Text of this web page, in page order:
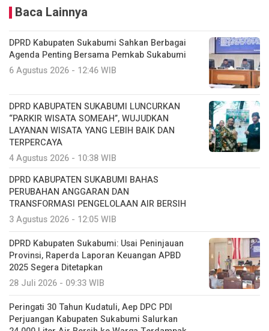
Baca Lainnya
DPRD Kabupaten Sukabumi Sahkan Berbagai
Agenda Penting Bersama Pemkab Sukabumi
6 Agustus 2026 - 12:46 WIB
DPRD KABUPATEN SUKABUMI LUNCURKAN
“PARKIR WISATA SOMEAH”, WUJUDKAN
LAYANAN WISATA YANG LEBIH BAIK DAN
TERPERCAYA
4 Agustus 2026 - 10:38 WIB
DPRD KABUPATEN SUKABUMI BAHAS
PERUBAHAN ANGGARAN DAN
TRANSFORMASI PENGELOLAAN AIR BERSIH
3 Agustus 2026 - 12:05 WIB
DPRD Kabupaten Sukabumi: Usai Peninjauan
Provinsi, Raperda Laporan Keuangan APBD
2025 Segera Ditetapkan
28 Juli 2026 - 09:33 WIB
Peringati 30 Tahun Kudatuli, Aep DPC PDI
Perjuangan Kabupaten Sukabumi Salurkan